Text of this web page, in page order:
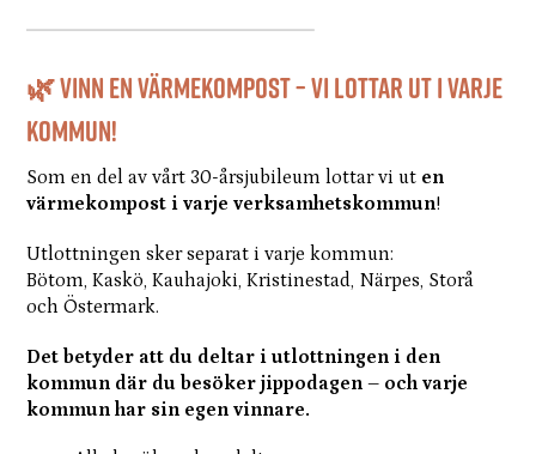
🌿 Vinn en värmekompost – vi lottar ut i varje
kommun!
Som en del av vårt 30-årsjubileum lottar vi ut en
värmekompost i varje verksamhetskommun!
Utlottningen sker separat i varje kommun:
Bötom, Kaskö, Kauhajoki, Kristinestad, Närpes, Storå
och Östermark.
Det betyder att du deltar i utlottningen i den
kommun där du besöker jippodagen – och varje
kommun har sin egen vinnare.